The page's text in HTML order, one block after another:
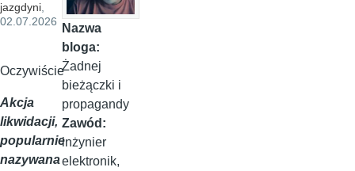
jazgdyni,
02.07.2026
Oczywiście
Akcja
likwidacji,
popularnie
nazywana
Nazwa
bloga:
Żadnej
bieżączki i
propagandy
Zawód:
inżynier
elektronik,